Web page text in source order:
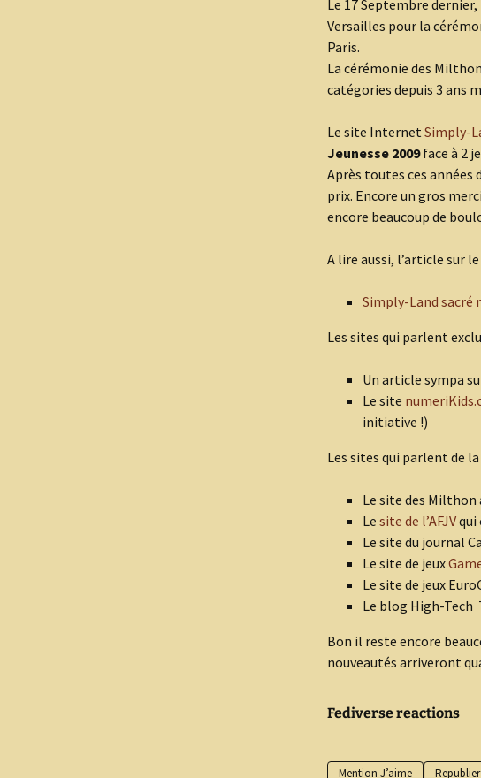
Le 17 Septembre
Versailles pour la
Paris.
La cérémonie des
catégories depuis 3 ans
Le site InternetSimply-
Jeunesse 2009face à 2
Après toutes ces années
prix. Encore un gros
encore beaucoup de
A lire aussi, l’article sur
Simply-Land sacré
Les sites qui parlent
Un article sympa
Le site
initiative !)
Les sites qui parlent de
Le site des Milthon
Le site de l’AFJVqui
Le site du journal
Le site de jeux
Le site de jeux
Le blog High-Tech
Bon il reste encore
nouveautés arriveront
Fediverse reactions
Mention J’aime Republier